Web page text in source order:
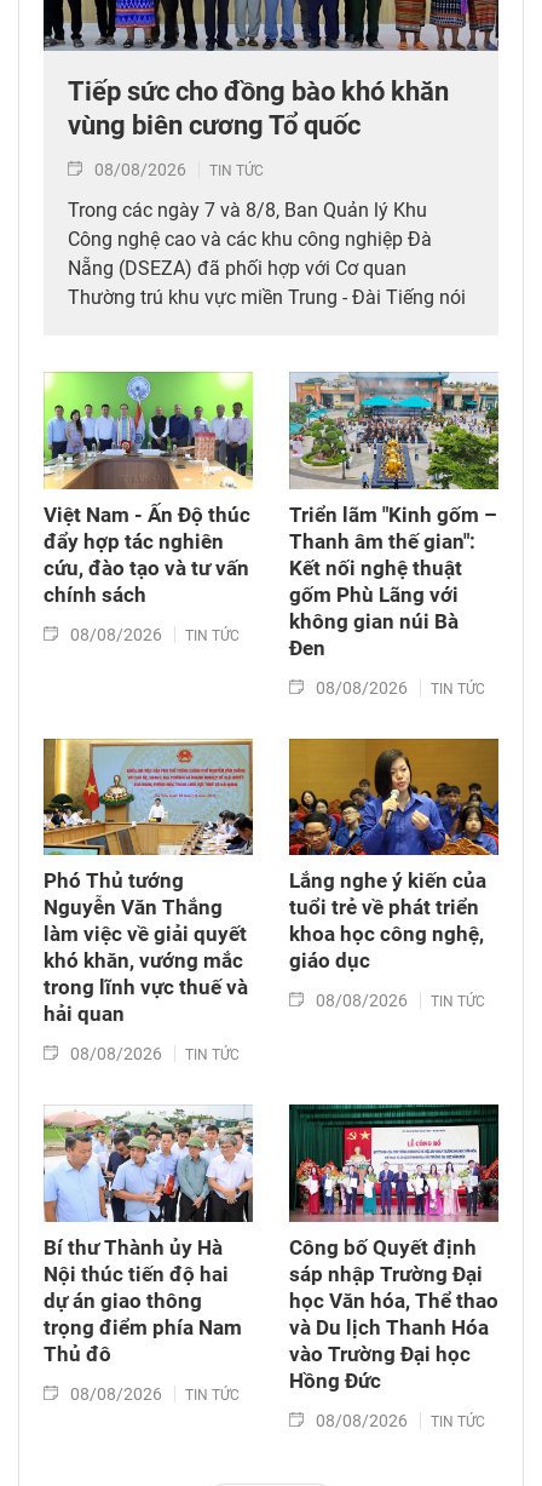
Tiếp sức cho đồng bào khó khăn
vùng biên cương Tổ quốc
08/08/2026 TIN TỨC
Trong các ngày 7 và 8/8, Ban Quản lý Khu
Công nghệ cao và các khu công nghiệp Đà
Nẵng (DSEZA) đã phối hợp với Cơ quan
Thường trú khu vực miền Trung - Đài Tiếng nói
cho đồng bào nghèo tại xã biên giới Hùng Sơn
(thành phố Đà Nẵng).
Việt Nam - Ấn Độ thúc
đẩy hợp tác nghiên
cứu, đào tạo và tư vấn
chính sách
08/08/2026 TIN TỨC
Triển lãm "Kinh gốm –
Thanh âm thế gian":
Kết nối nghệ thuật
gốm Phù Lãng với
không gian núi Bà
Đen
08/08/2026 TIN TỨC
Phó Thủ tướng
Nguyễn Văn Thắng
làm việc về giải quyết
khó khăn, vướng mắc
trong lĩnh vực thuế và
hải quan
08/08/2026 TIN TỨC
Lắng nghe ý kiến của
tuổi trẻ về phát triển
khoa học công nghệ,
giáo dục
08/08/2026 TIN TỨC
Bí thư Thành ủy Hà
Nội thúc tiến độ hai
dự án giao thông
trọng điểm phía Nam
Thủ đô
08/08/2026 TIN TỨC
Công bố Quyết định
sáp nhập Trường Đại
học Văn hóa, Thể thao
và Du lịch Thanh Hóa
vào Trường Đại học
Hồng Đức
08/08/2026 TIN TỨC